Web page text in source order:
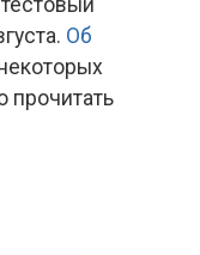
Об
прочитать